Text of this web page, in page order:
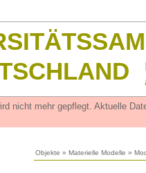
nicht mehr gepflegt. Aktuelle
Objekte » Materielle Modelle »